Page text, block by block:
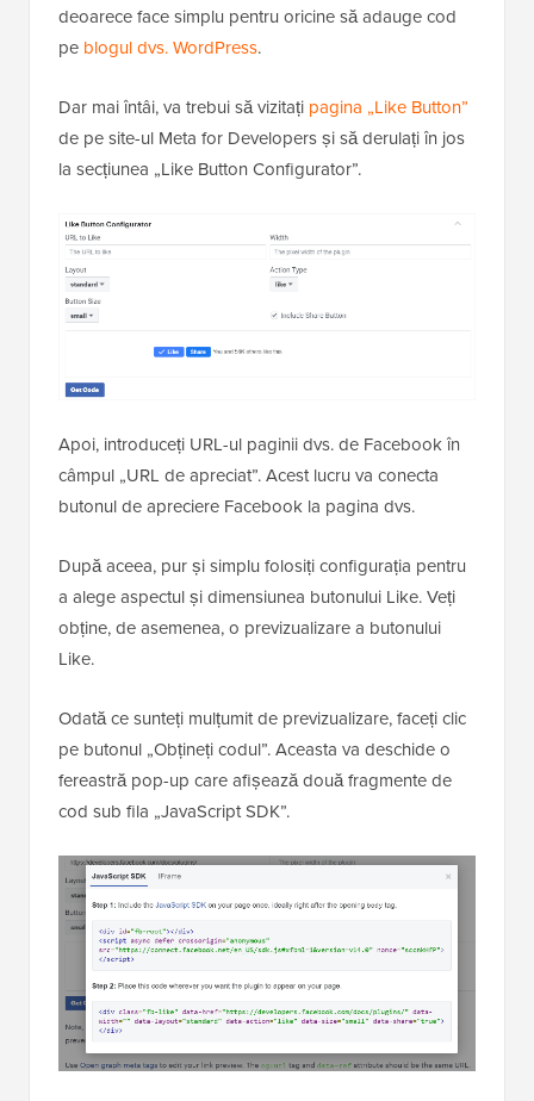
deoarece face simplu pentru oricine să adauge cod
pe blogul dvs. WordPress.
Dar mai întâi, va trebui să vizitați pagina „Like Button”
de pe site-ul Meta for Developers și să derulați în jos
la secțiunea „Like Button Configurator”.
Apoi, introduceți URL-ul paginii dvs. de Facebook în
câmpul „URL de apreciat”. Acest lucru va conecta
butonul de apreciere Facebook la pagina dvs.
După aceea, pur și simplu folosiți configurația pentru
a alege aspectul și dimensiunea butonului Like. Veți
obține, de asemenea, o previzualizare a butonului
Like.
Odată ce sunteți mulțumit de previzualizare, faceți clic
pe butonul „Obțineți codul”. Aceasta va deschide o
fereastră pop-up care afișează două fragmente de
cod sub fila „JavaScript SDK”.